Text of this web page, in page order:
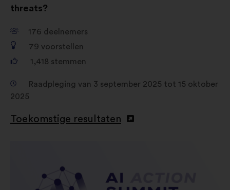
threats?
176 deelnemers
79 voorstellen
1,418 stemmen
Raadpleging van 3 september 2025 tot 15 oktober
2025
Toekomstige resultaten